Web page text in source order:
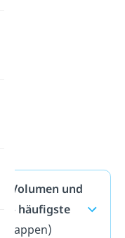
Volumen und
— häufigste